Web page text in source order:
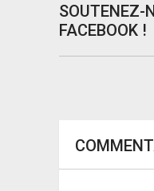
SOUTENEZ-
FACEBOOK !